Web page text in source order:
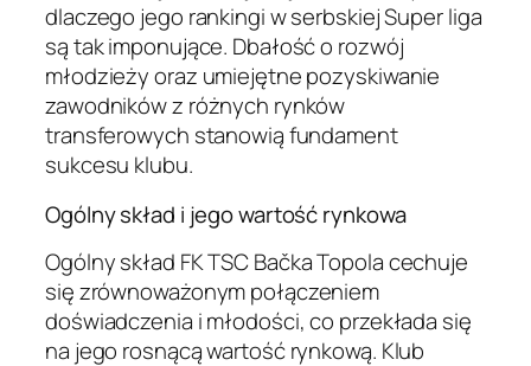
dlaczego jego rankingi w serbskiej Super liga
są tak imponujące. Dbałość o rozwój
młodzieży oraz umiejętne pozyskiwanie
zawodników z różnych rynków
transferowych stanowią fundament
sukcesu klubu.
Ogólny skład i jego wartość rynkowa
Ogólny skład FK TSC Bačka Topola cechuje
się zrównoważonym połączeniem
doświadczenia i młodości, co przekłada się
na jego rosnącą wartość rynkową. Klub